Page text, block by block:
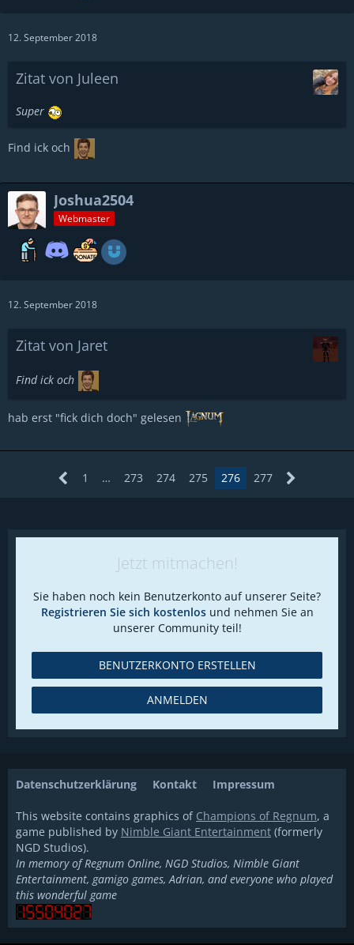
12. September 2018
Zitat von Juleen
Super
Find ick och
Joshua2504
Webmaster
12. September 2018
Zitat von Jaret
Find ick och
hab erst "fick dich doch" gelesen
1 … 273 274 275 276 277
Jetzt mitmachen!
Sie haben noch kein Benutzerkonto auf unserer Seite?
Registrieren Sie sich kostenlosund nehmen Sie an
unserer Community teil!
BENUTZERKONTO ERSTELLEN
ANMELDEN
Datenschutzerklärung Kontakt Impressum
This website contains graphics of Champions of Regnum, a
game published by Nimble Giant Entertainment (formerly
NGD Studios).
In memory of Regnum Online, NGD Studios, Nimble Giant
Entertainment, gamigo games, Adrian, and everyone who played
this wonderful game